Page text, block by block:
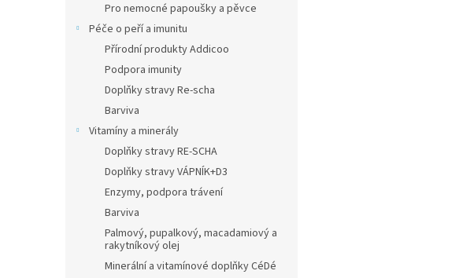
Pro nemocné papoušky a pěvce
Péče o peří a imunitu
Přírodní produkty Addicoo
Podpora imunity
Doplňky stravy Re-scha
Barviva
Vitamíny a minerály
Doplňky stravy RE-SCHA
Doplňky stravy VÁPNÍK+D3
Enzymy, podpora trávení
Barviva
Palmový, pupalkový, macadamiový a
rakytníkový olej
Minerální a vitamínové doplňky CéDé